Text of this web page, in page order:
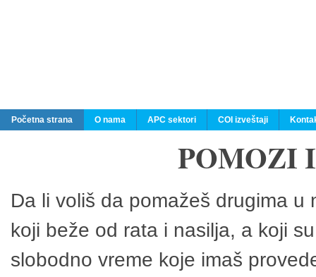
Početna strana O nama APC sektori COI izveštaji
POMOZI
Da li voliš da pomažeš drugima
koji beže od rata i nasilja, a koji
slobodno vreme koje imaš